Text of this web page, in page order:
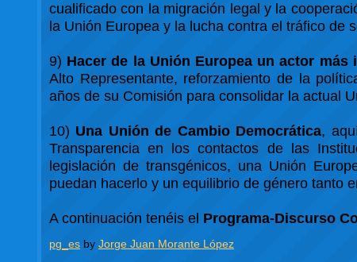
cualificado con la migración legal y la
la Unión Europea y la lucha contra el tráfico de
9) Hacer de la Unión Europea un actor más
Alto Representante, reforzamiento de la
años de su Comisión para consolidar la actual
10) Una Unión de Cambio Democrática,
Transparencia en los contactos de las
legislación de transgénicos, una Unión
puedan hacerlo y un equilibrio de género tanto
A continuación tenéis el Programa-Discurso
pg_es byJorge Juan Morante López